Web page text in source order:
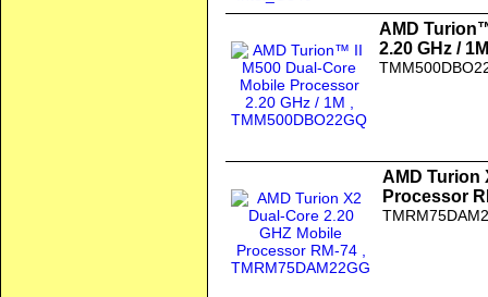
AMD
2.20 GHz / 1M
AMD Turion
Processor